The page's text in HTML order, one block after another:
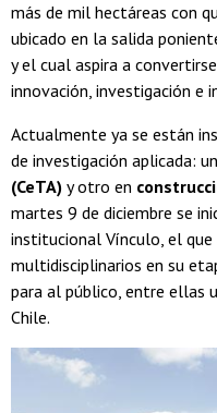
más de mil hectáreas con
ubicado en la salida
y el cual aspira a
innovación, investigación e
Actualmente ya se están
de investigación aplicada:
(CeTA) y otro en
martes 9 de diciembre se
institucional Vínculo, el
multidisciplinarios en su
para al público, entre ellas
Chile.